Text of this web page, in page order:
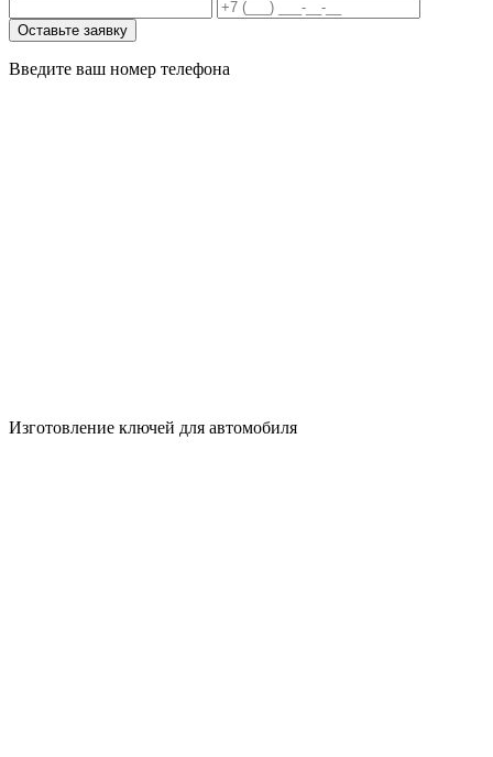
Оставьте заявку
Введите ваш номер телефона
Изготовление ключей для автомобиля